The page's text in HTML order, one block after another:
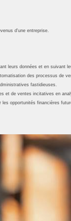
d'une entreprise.
leurs données et en suivant
des processus de
fastidieuses.
et de ventes incitatives en
opportunités financières